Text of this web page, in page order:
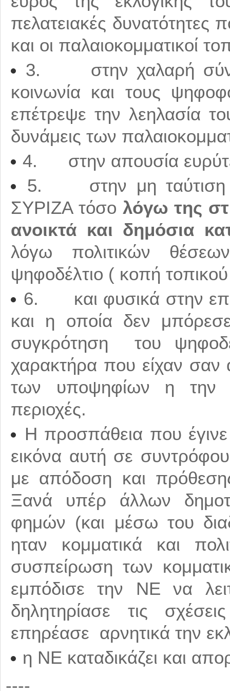
πελατειακές δυνατότητες
και οι παλαιοκομματικοί
3. στην χαλαρή
κοινωνία και τους
επέτρεψε την λεηλασία
δυνάμεις των
4. στην απουσία
5. στην μη ταύτιση
ΣΥΡΙΖΑ τόσο λόγω της
ανοικτά και δημόσια
λόγω πολιτικών
ψηφοδέλτιο ( κοπή
6. και φυσικά στην
και η οποία δεν
συγκρότηση του
χαρακτήρα που είχαν
των υποψηφίων η την
περιοχές.
Η προσπάθεια που έγινε
εικόνα αυτή σε
με απόδοση και
Ξανά υπέρ άλλων
φημών (και μέσω του
ηταν κομματικά και
συσπείρωση των
εμπόδισε την ΝΕ να
δηλητηρίασε τις
επηρέασε αρνητικά την
η ΝΕ καταδικάζει και
----